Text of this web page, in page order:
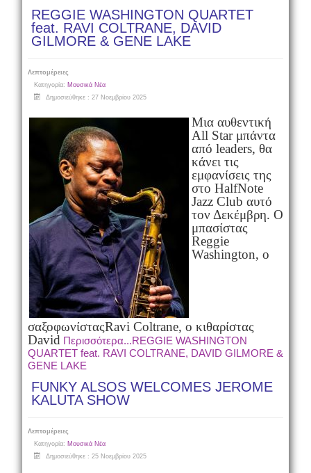
REGGIE WASHINGTON QUARTET
feat. RAVI COLTRANE, DAVID
GILMORE & GENE LAKE
Λεπτομέρειες
Κατηγορία: Μουσικά Νέα
Δημοσιεύθηκε : 27 Νοεμβρίου 2025
Μια αυθεντική
All Star μπάντα
από leaders, θα
κάνει τις
εμφανίσεις της
στο HalfNote
Jazz Club αυτό
τον Δεκέμβρη. Ο
μπασίστας
Reggie
Washington, o
σαξοφωνίσταςRavi Coltrane, o κιθαρίστας
David Περισσότερα...REGGIE WASHINGTON
QUARTET feat. RAVI COLTRANE, DAVID GILMORE &
GENE LAKE
FUNKY ALSOS WELCOMES JEROME
KALUTA SHOW
Λεπτομέρειες
Κατηγορία: Μουσικά Νέα
Δημοσιεύθηκε : 25 Νοεμβρίου 2025